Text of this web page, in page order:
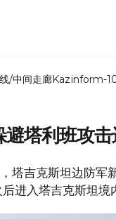
/中间走廊Kazinform-
塔利班攻
吉克斯坦边防军
进入塔吉克斯坦境